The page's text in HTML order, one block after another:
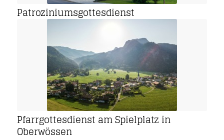
Patroziniumsgottesdienst
Pfarrgottesdienst am Spielplatz in
Oberwössen